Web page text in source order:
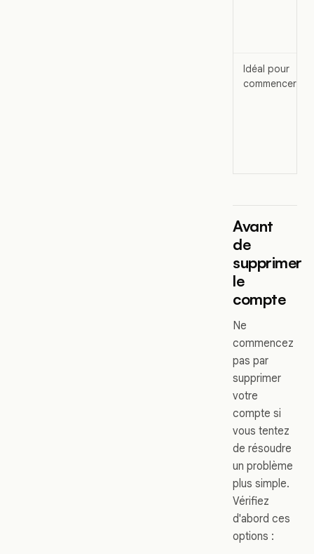
Idéal pour
commencer
Avant
de
supprimer
le
compte
Ne
commencez
pas par
supprimer
votre
compte si
vous tentez
de résoudre
un problème
plus simple.
Vérifiez
d'abord ces
options :